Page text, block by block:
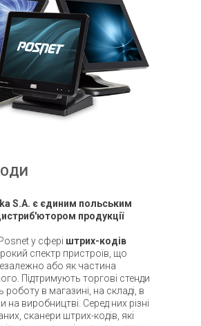
S.A. є єдиним польським
продукції
у сфері штрих-кодів
спектр пристроїв, що
або як частина
Підтримують торгові стенди
роботу в магазині, на складі, в
на виробництві. Серед них різні
сканери штрих-кодів, які